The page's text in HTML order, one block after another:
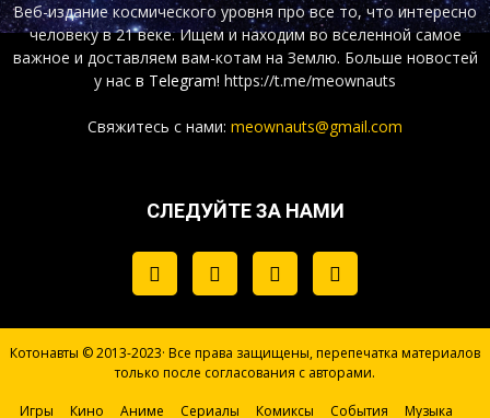
Веб-издание космического уровня про все то, что интересно
человеку в 21 веке. Ищем и находим во вселенной самое
важное и доставляем вам-котам на Землю. Больше новостей
у нас в Telegram! https://t.me/meownauts
Свяжитесь с нами: meownauts@gmail.com
СЛЕДУЙТЕ ЗА НАМИ
Котонавты © 2013-2023· Все права защищены, перепечатка материалов
только после согласования с авторами.
Игры Кино Аниме Сериалы Комиксы События Музыка